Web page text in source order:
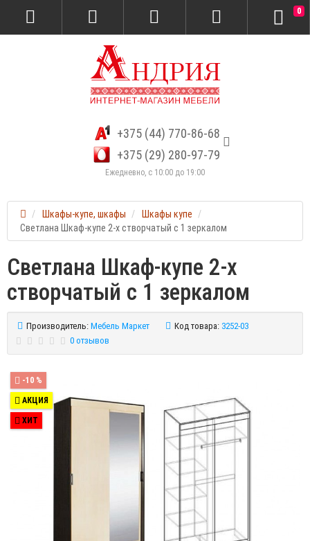
+375 (44) 770-86-68
+375 (29) 280-97-79
Ежедневно, с 10:00 до 19:00
0
Шкафы-купе, шкафы
Шкафы купе
Светлана Шкаф-купе 2-х створчатый с 1 зеркалом
Светлана Шкаф-купе 2-х
створчатый с 1 зеркалом
Производитель: Мебель Маркет Код товара: 3252-03
0 отзывов
-10 %
АКЦИЯ
ХИТ